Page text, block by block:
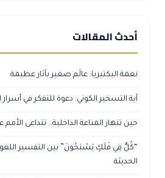
أحدث المقالات
نعمة البكتيريا: عالَم صغير بآثار عظيمة
آية التسخير الكوني: دعوة للتفكر في أسرار
حين تنهار المناعة الداخلية… تتداعى الأمم
“كُلٌّ فِي فَلَكٍ يَسْبَحُونَ” بين التفسير
الحديثة